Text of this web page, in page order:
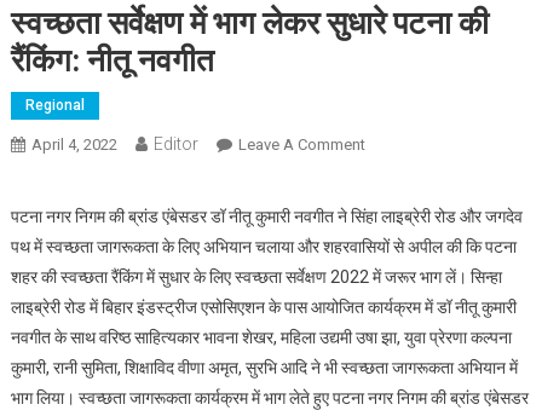
स्वच्छता सर्वेक्षण में भाग लेकर सुधारे पटना की
रैंकिंग: नीतू नवगीत
Regional
April 4, 2022 Editor Leave A CommentOn स्वच्छता सर्वेक्षण में भाग
पटना नगर निगम की ब्रांड एंबेसडर डॉ नीतू कुमारी नवगीत ने सिंहा लाइब्रेरी रोड और जगदेव
पथ में स्वच्छता जागरूकता के लिए अभियान चलाया और शहरवासियों से अपील की कि पटना
शहर की स्वच्छता रैंकिंग में सुधार के लिए स्वच्छता सर्वेक्षण 2022 में जरूर भाग लें। सिन्हा
लाइब्रेरी रोड में बिहार इंडस्ट्रीज एसोसिएशन के पास आयोजित कार्यक्रम में डॉ नीतू कुमारी
नवगीत के साथ वरिष्ठ साहित्यकार भावना शेखर, महिला उद्यमी उषा झा, युवा प्रेरणा कल्पना
कुमारी, रानी सुमिता, शिक्षाविद वीणा अमृत, सुरभि आदि ने भी स्वच्छता जागरूकता अभियान में
भाग लिया। स्वच्छता जागरूकता कार्यक्रम में भाग लेते हुए पटना नगर निगम की ब्रांड एंबेसडर